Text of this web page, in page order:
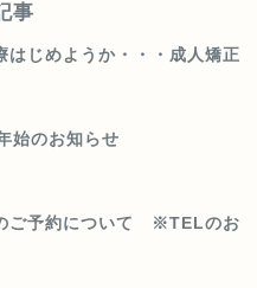
事
はじめようか・・・成人矯正
始のお知らせ
ご予約について ※TELのお